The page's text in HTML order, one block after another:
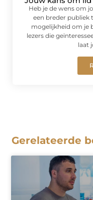
Heb je de wens om
een breder publiek
mogelijkheid om je
lezers die
laat
Gerelateerde